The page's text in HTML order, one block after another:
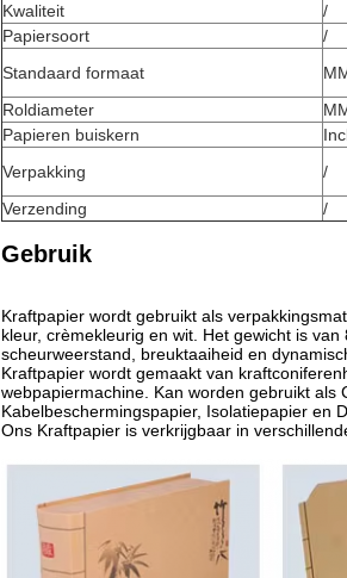
Kwaliteit
/
Papiersoort
/
Standaard formaat
Roldiameter
Papieren buiskern
Verpakking
/
Verzending
/
Gebruik
Kraftpapier wordt gebruikt als
kleur, crèmekleurig en wit. Het gewicht is
scheurweerstand, breuktaaiheid en
Kraftpapier wordt gemaakt van
webpapiermachine. Kan worden gebruikt als
Kabelbeschermingspapier, Isolatiepapier en
Ons Kraftpapier is verkrijgbaar in